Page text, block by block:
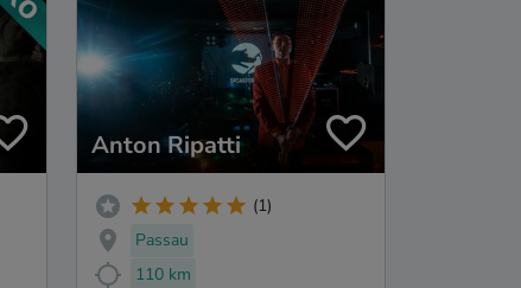
Anton Ripatti
(1)
Passau
110 km